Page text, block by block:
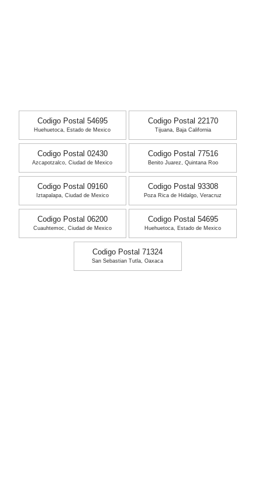
Codigo Postal 54695
Huehuetoca, Estado de Mexico
Codigo Postal 22170
Tijuana, Baja California
Codigo Postal 02430
Azcapotzalco, Ciudad de Mexico
Codigo Postal 77516
Benito Juarez, Quintana Roo
Codigo Postal 09160
Iztapalapa, Ciudad de Mexico
Codigo Postal 93308
Poza Rica de Hidalgo, Veracruz
Codigo Postal 06200
Cuauhtemoc, Ciudad de Mexico
Codigo Postal 54695
Huehuetoca, Estado de Mexico
Codigo Postal 71324
San Sebastian Tutla, Oaxaca